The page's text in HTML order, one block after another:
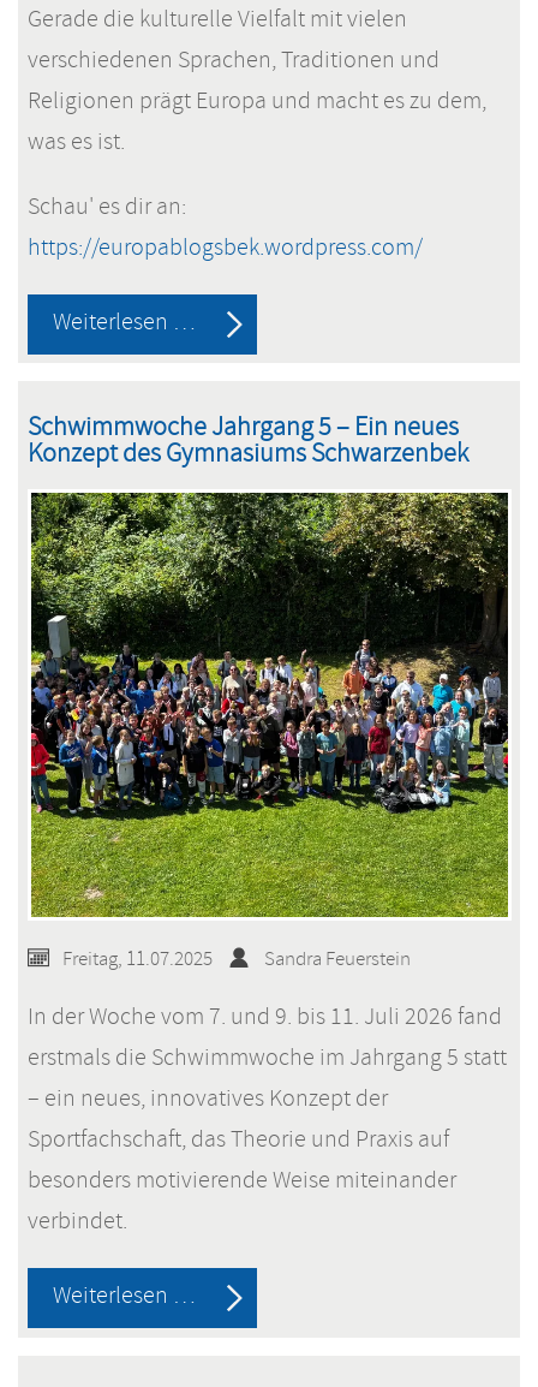
Gerade die kulturelle Vielfalt mit vielen
verschiedenen Sprachen, Traditionen und
Religionen prägt Europa und macht es zu dem,
was es ist.
Schau' es dir an:
https://europablogsbek.wordpress.com/
Weiterlesen … Europa
im
Schwimmwoche Jahrgang 5 – Ein neues
Konzept des Gymnasiums Schwarzenbek
Freitag, 11.07.2025 Sandra Feuerstein
In der Woche vom 7. und 9. bis 11. Juli 2026 fand
erstmals die Schwimmwoche im Jahrgang 5 statt
– ein neues, innovatives Konzept der
Sportfachschaft, das Theorie und Praxis auf
besonders motivierende Weise miteinander
verbindet.
Weiterlesen … Schwimmwoche
Jahrgang